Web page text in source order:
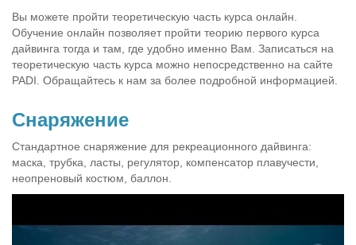
Вы можете пройти теоретическую часть курса онлайн.
Обучение онлайн позволяет пройти теорию первого курса
дайвинга тогда и там, где удобно именно Вам. Записаться на
теоретическую часть курса можно непосредственно на сайте
PADI. Обращайтесь к нам за более подробной информацией.
Снаряжение
Стандартное снаряжение для рекреационного дайвинга:
маска, трубка, ласты, регулятор, компенсатор плавучести,
неопреновый костюм, баллон.